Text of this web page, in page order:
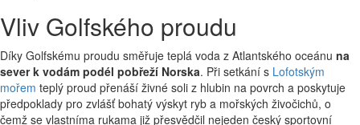
Vliv Golfského proudu
Díky Golfskému proudu směřuje teplá voda z Atlantského oceánu na
sever k vodám podél pobřeží Norska. Při setkání s Lofotským
mořem teplý proud přenáší živné soli z hlubin na povrch a poskytuje
předpoklady pro zvlášť bohatý výskyt ryb a mořských živočichů, o
čemž se vlastníma rukama již přesvědčil nejeden český sportovní